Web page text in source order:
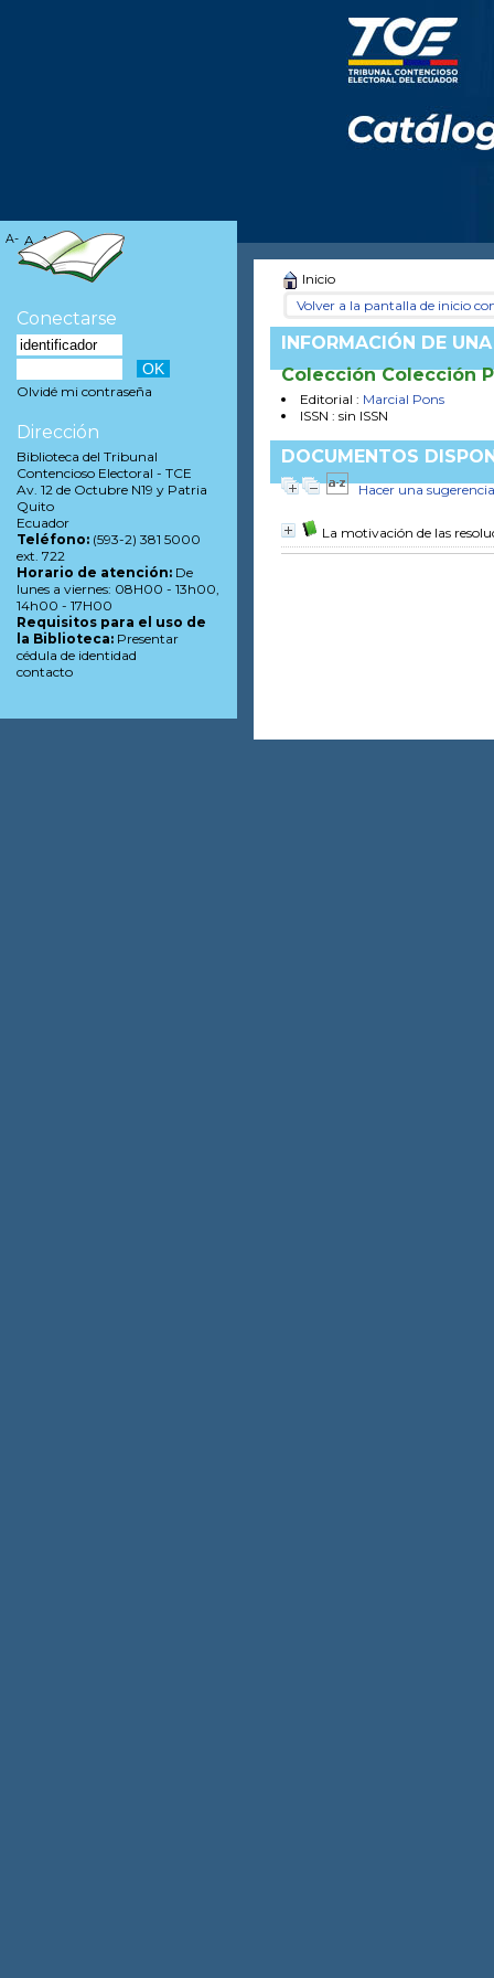
Inicio
Volver a la pantalla de inicio
INFORMACIÓN DE
Colección Colección
Editorial : Marcial Pons
ISSN : sin ISSN
DOCUMENTOS
Hacer una sugerencia
La motivación de las
A- A A+
Conectarse
Olvidé mi contraseña
Dirección
Biblioteca del Tribunal
Contencioso Electoral - TCE
Av. 12 de Octubre N19 y Patria
Quito
Ecuador
Teléfono: (593-2) 381 5000
ext. 722
Horario de atención: De
lunes a viernes: 08H00 - 13h00,
14h00 - 17H00
Requisitos para el uso de
la Biblioteca: Presentar
cédula de identidad
contacto